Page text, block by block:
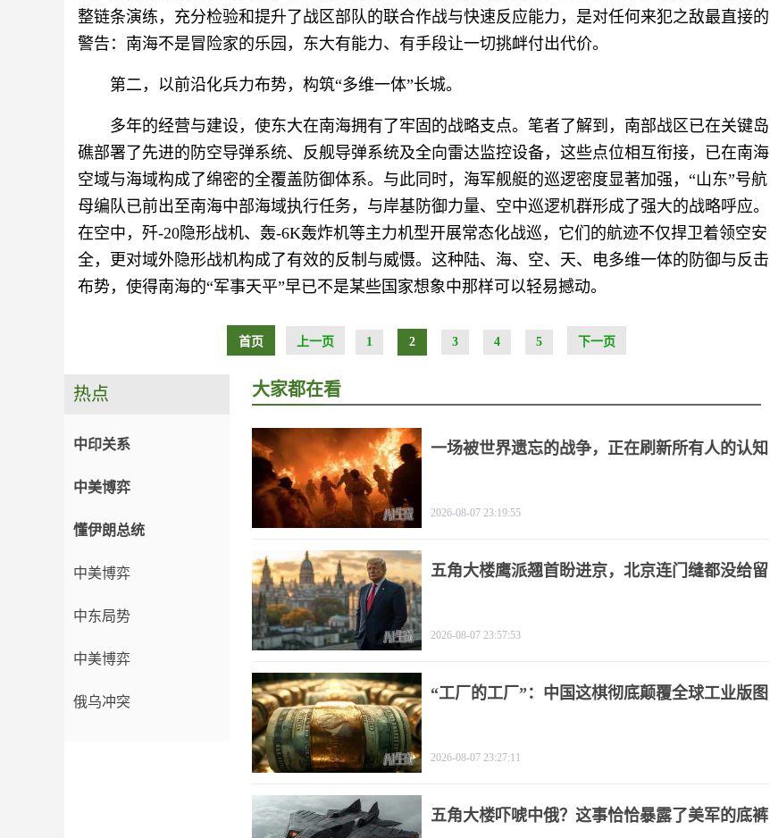
整链条演练，充分检验和提升了战区部队的联合作战与快速反应能力，是对任何来犯之敌最直接的
警告：南海不是冒险家的乐园，东大有能力、有手段让一切挑衅付出代价。
第二，以前沿化兵力布势，构筑“多维一体”长城。
多年的经营与建设，使东大在南海拥有了牢固的战略支点。笔者了解到，南部战区已在关键岛
礁部署了先进的防空导弹系统、反舰导弹系统及全向雷达监控设备，这些点位相互衔接，已在南海
空域与海域构成了绵密的全覆盖防御体系。与此同时，海军舰艇的巡逻密度显著加强，“山东”号航
母编队已前出至南海中部海域执行任务，与岸基防御力量、空中巡逻机群形成了强大的战略呼应。
在空中，歼-20隐形战机、轰-6K轰炸机等主力机型开展常态化战巡，它们的航迹不仅捍卫着领空安
全，更对域外隐形战机构成了有效的反制与威慑。这种陆、海、空、天、电多维一体的防御与反击
布势，使得南海的“军事天平”早已不是某些国家想象中那样可以轻易撼动。
首页 上一页 1 2 3 4 5 下一页
热点
中印关系
中美博弈
懂伊朗总统
中美博弈
中东局势
中美博弈
俄乌冲突
大家都在看
一场被世界遗忘的战争，正在刷新所有人的认知
2026-08-07 23:19:55
五角大楼鹰派翘首盼进京，北京连门缝都没给留
2026-08-07 23:57:53
“工厂的工厂”：中国这棋彻底颠覆全球工业版图
2026-08-07 23:27:11
五角大楼吓唬中俄？这事恰恰暴露了美军的底裤